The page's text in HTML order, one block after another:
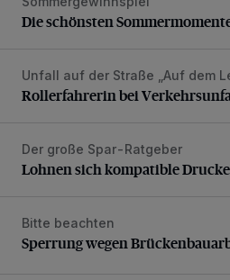
Die schönsten
Die schönsten
Rollerfahrerin bei Verkehrsunfall
Unfall auf der Straße „Auf dem
Rollerfahrerin bei
Lohnen sich kompatible
Der große Spar-Ratgeber
Lohnen sich kompatible
Sperrung wegen
Bitte beachten
Sperrung wegen